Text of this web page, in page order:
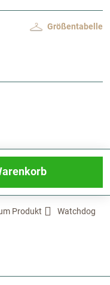
Größentabelle
Produkt
Watchdog